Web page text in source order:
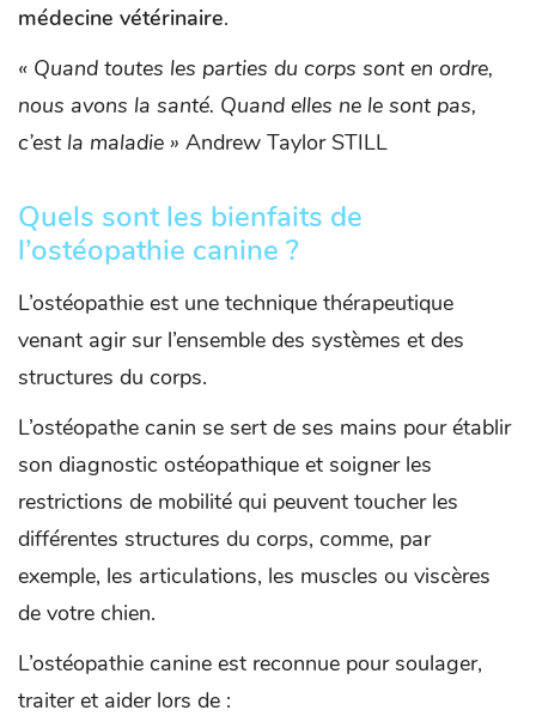
médecine vétérinaire.
« Quand toutes les parties du corps sont en ordre,
nous avons la santé. Quand elles ne le sont pas,
c’est la maladie » Andrew Taylor STILL
Quels sont les bienfaits de
l’ostéopathie canine ?
L’ostéopathie est une technique thérapeutique
venant agir sur l’ensemble des systèmes et des
structures du corps.
L’ostéopathe canin se sert de ses mains pour établir
son diagnostic ostéopathique et soigner les
restrictions de mobilité qui peuvent toucher les
différentes structures du corps, comme, par
exemple, les articulations, les muscles ou viscères
de votre chien.
L’ostéopathie canine est reconnue pour soulager,
traiter et aider lors de :